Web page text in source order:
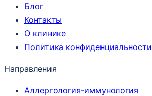
Блог
Контакты
О клинике
Политика конфиденциальности
Направления
Аллергология-иммунология